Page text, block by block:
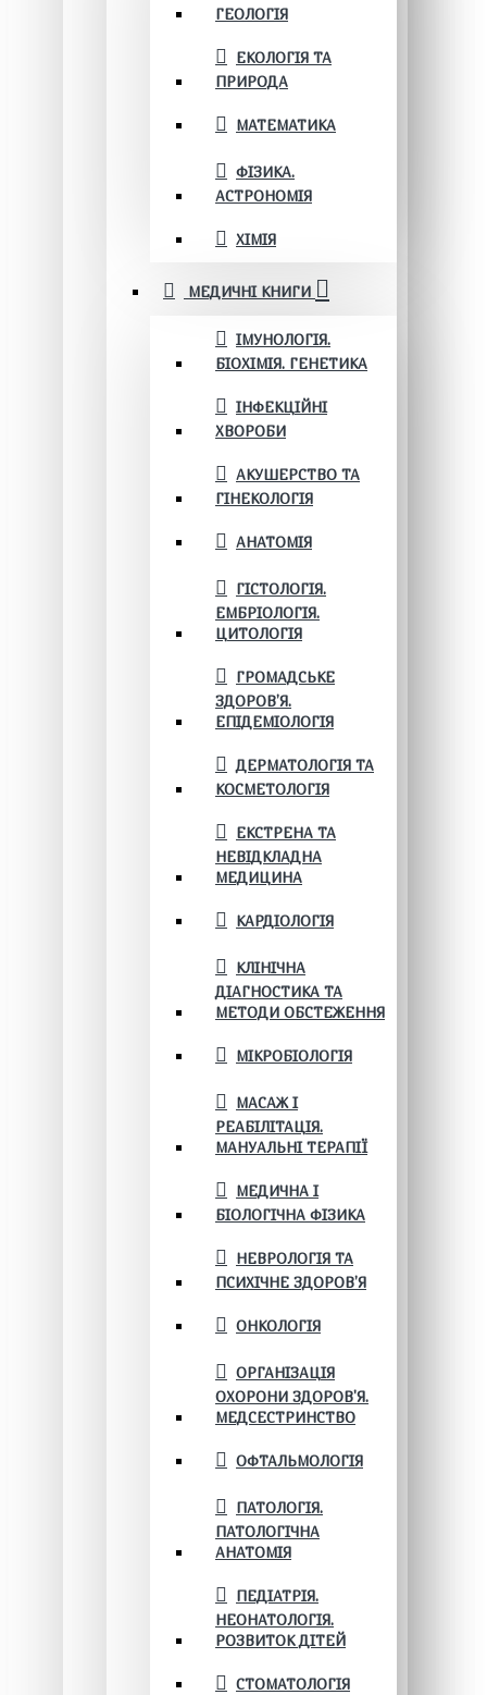
ГЕОЛОГІЯ
ЕКОЛОГІЯ ТА
ПРИРОДА
МАТЕМАТИКА
ФІЗИКА.
АСТРОНОМІЯ
ХІМІЯ
МЕДИЧНІ КНИГИ
ІМУНОЛОГІЯ.
БІОХІМІЯ. ГЕНЕТИКА
ІНФЕКЦІЙНІ
ХВОРОБИ
АКУШЕРСТВО ТА
ГІНЕКОЛОГІЯ
АНАТОМІЯ
ГІСТОЛОГІЯ.
ЕМБРІОЛОГІЯ.
ЦИТОЛОГІЯ
ГРОМАДСЬКЕ
ЗДОРОВ’Я.
ЕПІДЕМІОЛОГІЯ
ДЕРМАТОЛОГІЯ ТА
КОСМЕТОЛОГІЯ
ЕКСТРЕНА ТА
НЕВІДКЛАДНА
МЕДИЦИНА
КАРДІОЛОГІЯ
КЛІНІЧНА
ДІАГНОСТИКА ТА
МЕТОДИ ОБСТЕЖЕННЯ
МІКРОБІОЛОГІЯ
МАСАЖ І
РЕАБІЛІТАЦІЯ.
МАНУАЛЬНІ ТЕРАПІЇ
МЕДИЧНА І
БІОЛОГІЧНА ФІЗИКА
НЕВРОЛОГІЯ ТА
ПСИХІЧНЕ ЗДОРОВ’Я
ОНКОЛОГІЯ
ОРГАНІЗАЦІЯ
ОХОРОНИ ЗДОРОВ'Я.
МЕДСЕСТРИНСТВО
ОФТАЛЬМОЛОГІЯ
ПАТОЛОГІЯ.
ПАТОЛОГІЧНА
АНАТОМІЯ
ПЕДІАТРІЯ.
НЕОНАТОЛОГІЯ.
РОЗВИТОК ДІТЕЙ
СТОМАТОЛОГІЯ